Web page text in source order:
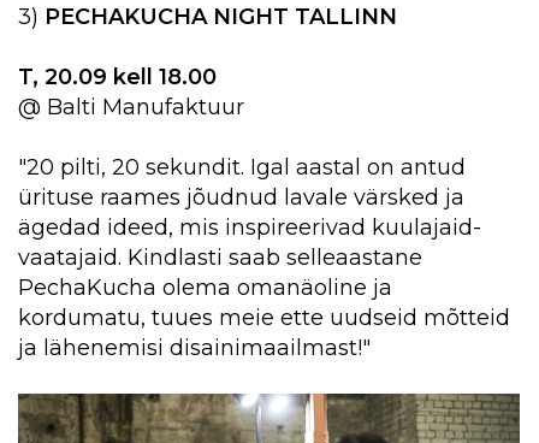
3) PECHAKUCHA NIGHT TALLINN
T, 20.09 kell 18.00
@ Balti Manufaktuur
"20 pilti, 20 sekundit. Igal aastal on antud
ürituse raames jõudnud lavale värsked ja
ägedad ideed, mis inspireerivad kuulajaid-
vaatajaid. Kindlasti saab selleaastane
PechaKucha olema omanäoline ja
kordumatu, tuues meie ette uudseid mõtteid
ja lähenemisi disainimaailmast!"